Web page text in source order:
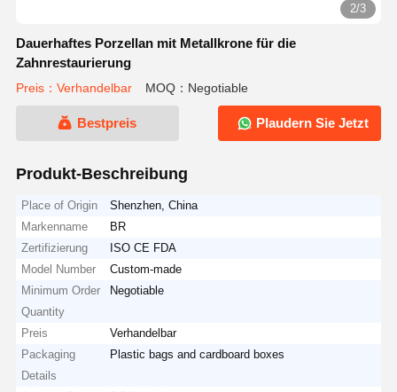
2/3
Dauerhaftes Porzellan mit Metallkrone für die
Zahnrestaurierung
Preis：Verhandelbar MOQ：Negotiable
Bestpreis Plaudern Sie Jetzt
Produkt-Beschreibung
Place of Origin
Shenzhen, China
Markenname
BR
Zertifizierung
ISO CE FDA
Model Number
Custom-made
Minimum Order
Quantity
Negotiable
Preis
Verhandelbar
Packaging
Details
Plastic bags and cardboard boxes